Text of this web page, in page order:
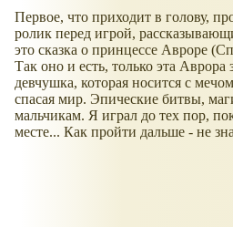
Первое, что приходит в голову,
ролик перед игрой,
это сказка о принцессе Авроре
Так оно и есть, только эта Аврора
девчушка, которая носится с
спасая мир. Эпические битвы,
мальчикам. Я играл до тех пор,
месте... Как пройти дальше - не